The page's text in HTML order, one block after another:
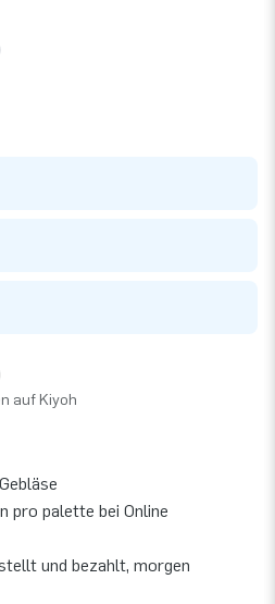
auf Kiyoh
pro palette bei Online
und bezahlt, morgen